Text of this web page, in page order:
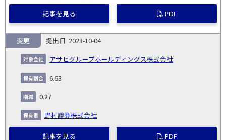
記事を見る PDF
2023-10-04
アサヒグループホールディングス株式会社
変更
6.63
0.27
野村證券株式会社
記事を見る PDF